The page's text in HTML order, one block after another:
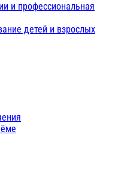
и профессиональная
детей и взрослых